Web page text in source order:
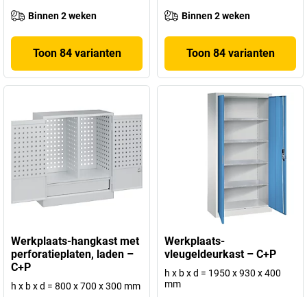
Binnen 2 weken
Toon 84 varianten
Binnen 2 weken
Toon 84 varianten
Werkplaats-hangkast met
perforatieplaten, laden –
C+P
h x b x d = 800 x 700 x 300 mm
Werkplaats-
vleugeldeurkast – C+P
h x b x d = 1950 x 930 x 400
mm